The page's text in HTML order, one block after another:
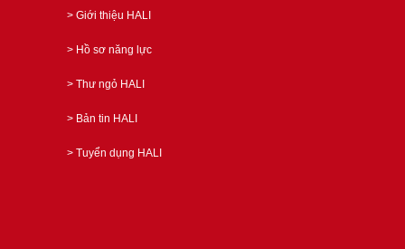
> Giới thiệu HALI
> Hồ sơ năng lực
> Thư ngỏ HALI
> Bản tin HALI
> Tuyển dụng HALI